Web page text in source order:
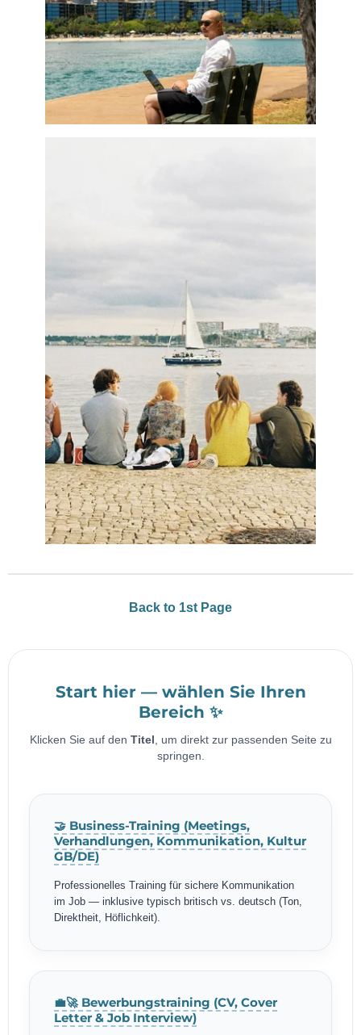
Back to 1st Page
Start hier — wählen Sie Ihren
Bereich ✨
Klicken Sie auf den Titel
, um direkt zur passenden Seite zu
springen.
🤝 Business-Training (Meetings,
Verhandlungen, Kommunikation, Kultur
GB/DE)
Professionelles Training für sichere Kommunikation
im Job — inklusive typisch britisch vs. deutsch (Ton,
Direktheit, Höflichkeit).
💼🚀 Bewerbungstraining (CV, Cover
Letter & Job Interview)